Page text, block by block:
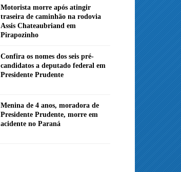
Motorista morre após atingir
traseira de caminhão na rodovia
Assis Chateaubriand em
Pirapozinho
Confira os nomes dos seis pré-
candidatos a deputado federal em
Presidente Prudente
Menina de 4 anos, moradora de
Presidente Prudente, morre em
acidente no Paraná